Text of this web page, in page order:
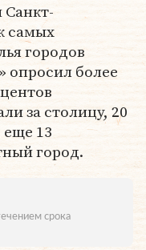
Санкт-
самых
городов
опросил более
за столицу, 20
13
город.
срока